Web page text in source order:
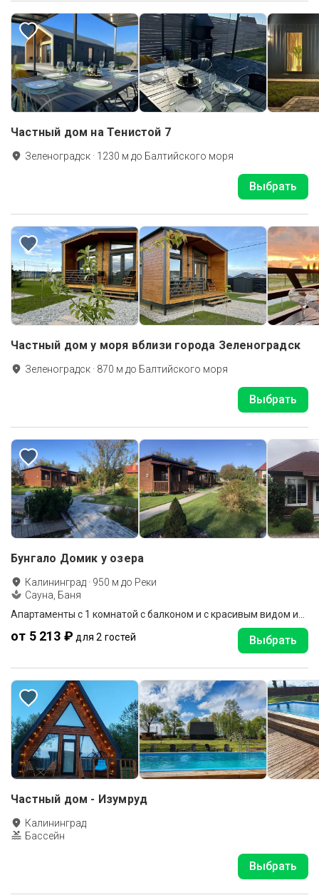
Частный дом на Тенистой 7
Зеленоградск · 1230 м до Балтийского моря
Выбрать
Частный дом у моря вблизи города Зеленоградск
Зеленоградск · 870 м до Балтийского моря
Выбрать
Бунгало Домик у озера
Калининград · 950 м до Реки
Сауна, Баня
от 5 213 ₽ для 2 гостей Выбрать
Частный дом - Изумруд
Калининград
Бассейн
Выбрать